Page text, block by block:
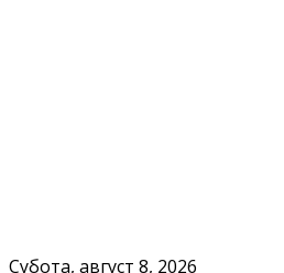
Субота, август 8, 2026